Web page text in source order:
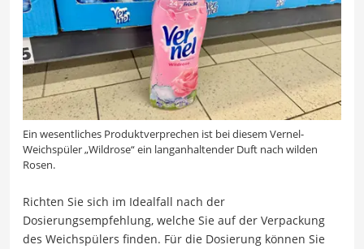
Ein wesentliches Produktverprechen ist bei diesem Vernel-
Weichspüler „Wildrose“ ein langanhaltender Duft nach wilden
Rosen.
Richten Sie sich im Idealfall nach der
Dosierungsempfehlung, welche Sie auf der Verpackung
des Weichspülers finden. Für die Dosierung können Sie